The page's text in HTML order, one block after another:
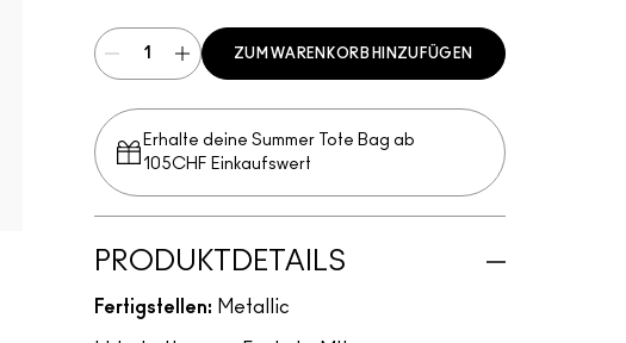
ZUM WARENKORB HINZUFÜGEN
Erhalte deine Summer Tote Bag ab
105CHF Einkaufswert​
PRODUKTDETAILS
Fertigstellen: Metallic